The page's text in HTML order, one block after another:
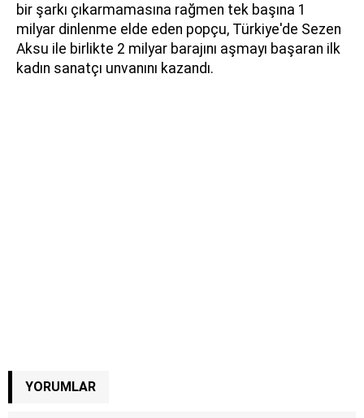
bir şarkı çıkarmamasına rağmen tek başına 1
milyar dinlenme elde eden popçu, Türkiye'de Sezen
Aksu ile birlikte 2 milyar barajını aşmayı başaran ilk
kadın sanatçı unvanını kazandı.
YORUMLAR